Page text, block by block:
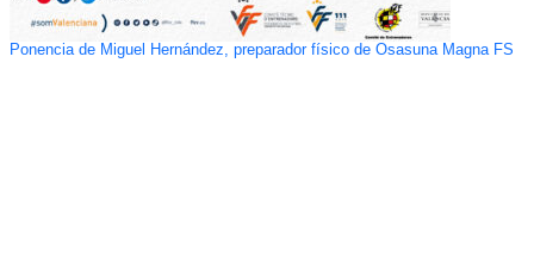
Ponencia de Miguel Hernández, preparador físico de Osasuna Magna FS